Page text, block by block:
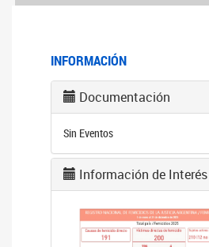
INFORMACIÓN
Documentación
Sin Eventos
Información de Interés